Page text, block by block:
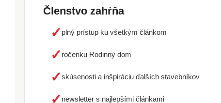
Členstvo zahŕňa
✓ plný prístup ku všetkým článkom
✓ ročenku Rodinný dom
✓skúsenosti a inšpiráciu ďalších stavebníkov
✓ newsletter s najlepšími článkami